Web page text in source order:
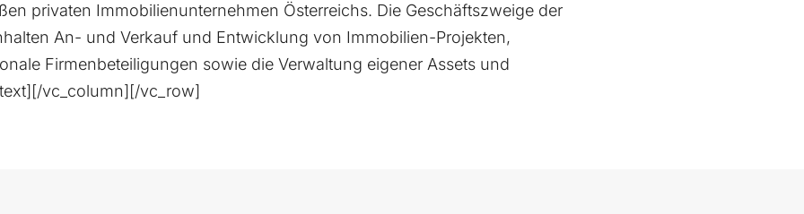
privaten Immobilienunternehmen Österreichs. Die Geschäftszweige der
An- und Verkauf und Entwicklung von Immobilien-Projekten,
Firmenbeteiligungen sowie die Verwaltung eigener Assets und
vc_column][/vc_row]